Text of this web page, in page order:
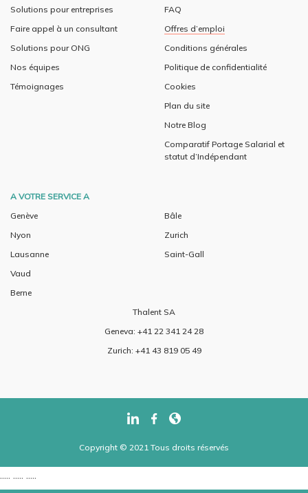
Solutions pour entreprises
Faire appel à un consultant
Solutions pour ONG
Nos équipes
Témoignages
FAQ
Offres d’emploi
Conditions générales
Politique de confidentialité
Cookies
Plan du site
Notre Blog
Comparatif Portage Salarial et
statut d’Indépendant
A VOTRE SERVICE A
Genève
Nyon
Lausanne
Vaud
Berne
Bâle
Zurich
Saint-Gall
Thalent SA
Geneva: +41 22 341 24 28
Zurich: +41 43 819 05 49
Copyright © 2021 Tous droits réservés
..... ..... .....